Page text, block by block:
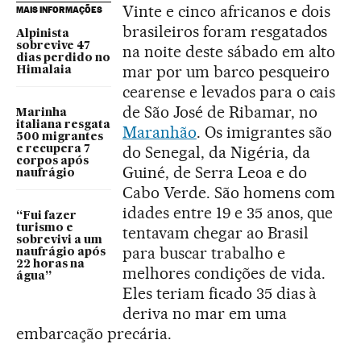
MAIS INFORMAÇÕES
Alpinista
sobrevive 47
dias perdido no
Himalaia
Marinha
italiana resgata
500 migrantes
e recupera 7
corpos após
naufrágio
“Fui fazer
turismo e
sobrevivi a um
naufrágio após
22 horas na
água”
Vinte e cinco africanos e dois
brasileiros foram resgatados
na noite deste sábado em alto
mar por um barco pesqueiro
cearense e levados para o cais
de São José de Ribamar, no
Maranhão. Os imigrantes são
do Senegal, da Nigéria, da
Guiné, de Serra Leoa e do
Cabo Verde. São homens com
idades entre 19 e 35 anos, que
tentavam chegar ao Brasil
para buscar trabalho e
melhores condições de vida.
Eles teriam ficado 35 dias à
deriva no mar em uma
embarcação precária.